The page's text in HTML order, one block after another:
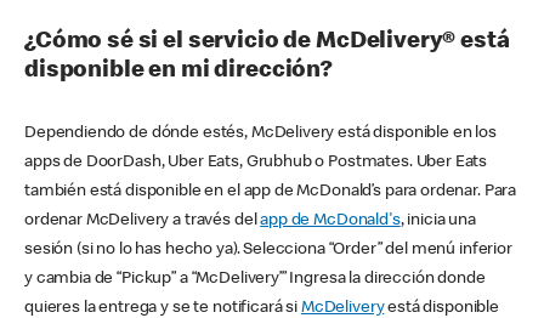
¿Cómo sé si el servicio de McDelivery® está
disponible en mi dirección?
Dependiendo de dónde estés, McDelivery está disponible en los
apps de DoorDash, Uber Eats, Grubhub o Postmates. Uber Eats
también está disponible en el app de McDonald’s para ordenar. Para
ordenar McDelivery a través delapp de McDonald's, inicia una
sesión (si no lo has hecho ya). Selecciona “Order” del menú inferior
y cambia de “Pickup” a “McDelivery’” Ingresa la dirección donde
quieres la entrega y se te notificará si McDeliveryestá disponible